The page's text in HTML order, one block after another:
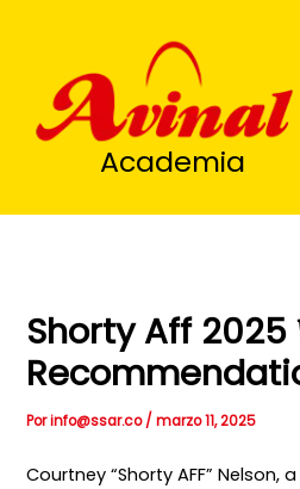
contenido
Academia
Shorty Aff
Porinfo@ssar.co/marzo 11, 2025
Courtney “Shorty AFF” Nelson,